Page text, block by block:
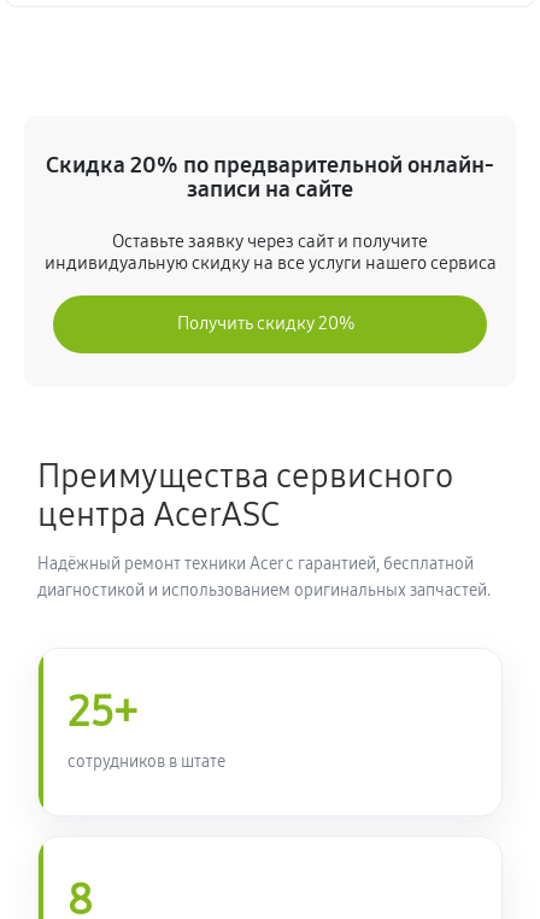
Скидка 20% по предварительной онлайн-
записи на сайте
Оставьте заявку через сайт и получите
индивидуальную скидку на все услуги нашего сервиса
Получить скидку 20%
Преимущества сервисного
центра AcerASC
Надёжный ремонт техники Acer с гарантией, бесплатной
диагностикой и использованием оригинальных запчастей.
25+
сотрудников в штате
8